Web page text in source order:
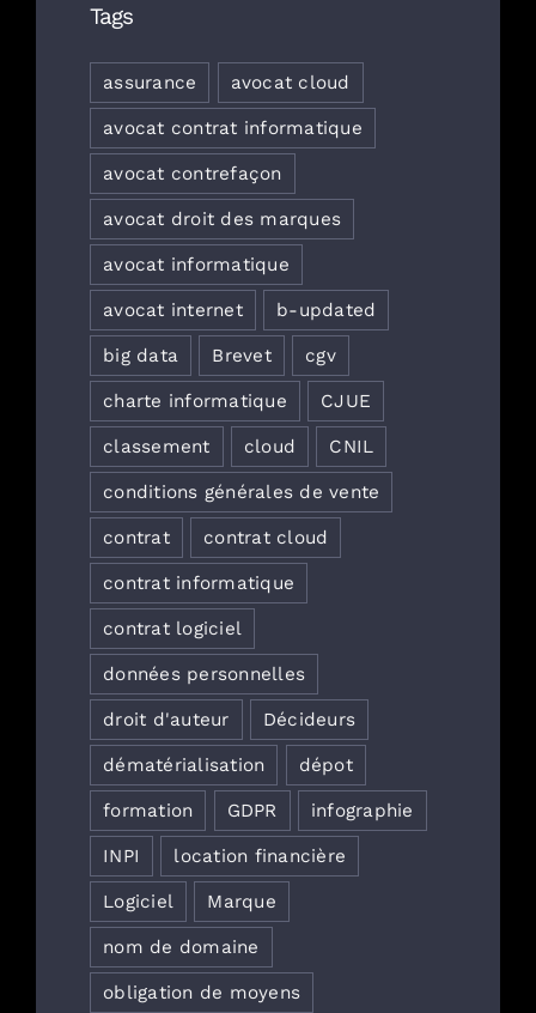
Tags
assurance avocat cloud
avocat contrat informatique
avocat contrefaçon
avocat droit des marques
avocat informatique
avocat internet b-updated
big data Brevet cgv
charte informatique CJUE
classement cloud CNIL
conditions générales de vente
contrat contrat cloud
contrat informatique
contrat logiciel
données personnelles
droit d'auteur Décideurs
dématérialisation dépot
formation GDPR infographie
INPI location financière
Logiciel Marque
nom de domaine
obligation de moyens